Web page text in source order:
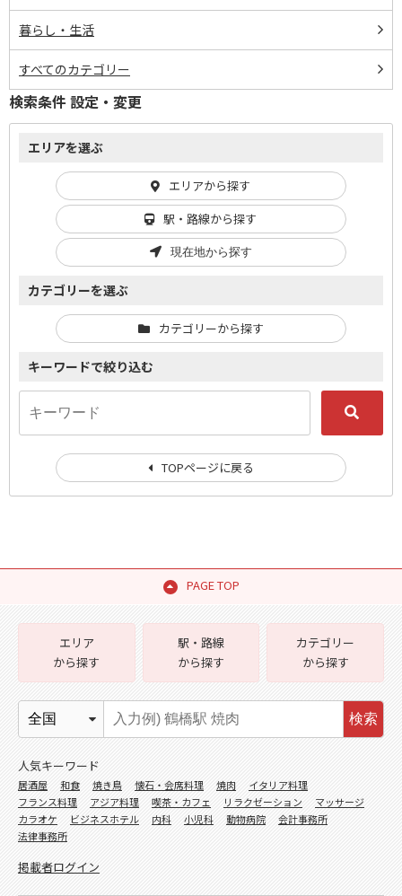
暮らし・生活
すべてのカテゴリー
検索条件 設定・変更
エリアを選ぶ
エリアから探す
駅・路線から探す
現在地から探す
カテゴリーを選ぶ
カテゴリーから探す
キーワードで絞り込む
TOPページに戻る
PAGE TOP
エリア
から探す
駅・路線
から探す
カテゴリー
から探す
検索
人気キーワード
居酒屋 和食 焼き鳥 懐石・会席料理 焼肉
イタリア料理
フランス料理
アジア料理 喫茶・カフェ リラクゼーション
マッサージ
カラオケ
ビジネスホテル 内科 小児科 動物病院
会計事務所
法律事務所
掲載者ログイン